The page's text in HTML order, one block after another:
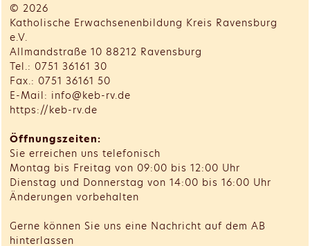
© 2026
Katholische Erwachsenenbildung Kreis Ravensburg
e.V.
Allmandstraße 10 88212 Ravensburg
Tel.: 0751 36161 30
Fax.: 0751 36161 50
E-Mail: info@keb-rv.de
https://keb-rv.de
Öffnungszeiten:
Sie erreichen uns telefonisch
Montag bis Freitag von 09:00 bis 12:00 Uhr
Dienstag und Donnerstag von 14:00 bis 16:00 Uhr
Änderungen vorbehalten
Gerne können Sie uns eine Nachricht auf dem AB
hinterlassen